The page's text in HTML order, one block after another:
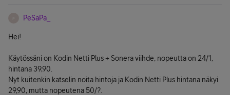
PeSaPa_
Hei!
Käytössäni on Kodin Netti Plus + Sonera viihde, nopeutta on 24/1,
hintana 39,90.
Nyt kuitenkin katselin noita hintoja ja Kodin Netti Plus hintana näkyi
29,90, mutta nopeutena 50/?.